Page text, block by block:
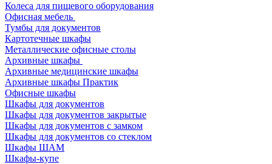
Колеса для пищевого оборудования
Офисная мебель
Тумбы для документов
Картотечные шкафы
Металлические офисные столы
Архивные шкафы
Архивные медицинские шкафы
Архивные шкафы Практик
Офисные шкафы
Шкафы для документов
Шкафы для документов закрытые
Шкафы для документов с замком
Шкафы для документов со стеклом
Шкафы ШАМ
Шкафы-купе